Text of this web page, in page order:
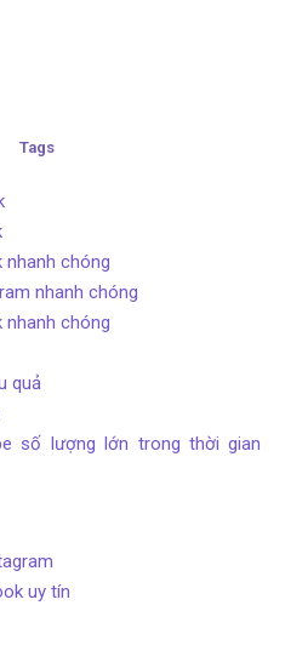
Tags
chóng
nhanh chóng
chóng
quả
số lượng lớn trong thời gian
uy tín